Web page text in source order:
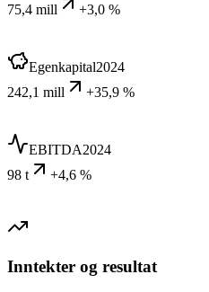
75,4 mill
+3,0 %
Egenkapital2024
242,1 mill
+35,9 %
EBITDA2024
98 t
+4,6 %
Inntekter og resultat